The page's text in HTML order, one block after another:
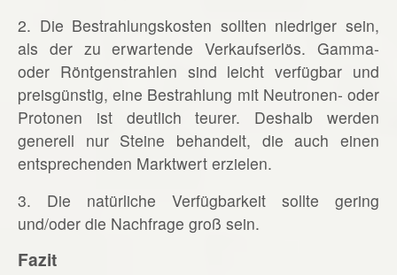
2. Die Bestrahlungskosten sollten niedriger sein,
als der zu erwartende Verkaufserlös. Gamma-
oder Röntgenstrahlen sind leicht verfügbar und
preisgünstig, eine Bestrahlung mit Neutronen- oder
Protonen ist deutlich teurer. Deshalb werden
generell nur Steine behandelt, die auch einen
entsprechenden Marktwert erzielen.
3. Die natürliche Verfügbarkeit sollte gering
und/oder die Nachfrage groß sein.
Fazit